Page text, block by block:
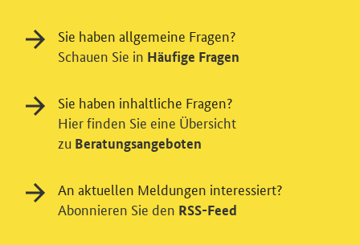
Einwilligung in Tracking und / oder
Sie haben allgemeine Fragen?
Schauen Sie in Häufige Fragen
Sie haben inhaltliche Fragen?
Hier finden Sie eine Übersicht
zu Beratungsangeboten
An aktuellen Meldungen interessiert?
Abonnieren Sie den RSS-Feed